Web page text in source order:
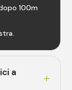
100m
a